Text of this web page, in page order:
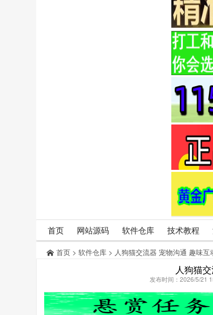
首页 网站源码 软件仓库 技术教程
首页 > 软件仓库 > 人狗猫交流器 宠物沟通 趣味互
人狗猫
发布时间：2026/5/21